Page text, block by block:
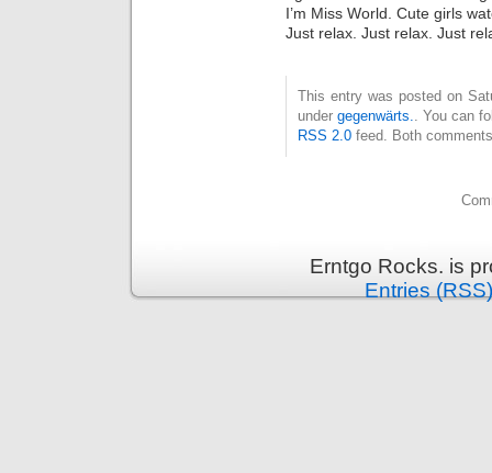
I’m Miss World. Cute girls
Just relax. Just relax. Just
This entry was posted on
under gegenwärts.
. You can
RSS 2.0 feed. Both
Erntgo Rocks. is
Entries (RSS)